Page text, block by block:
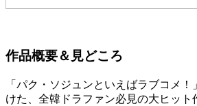
作品概要＆見どころ
「パク・ソジュンといえばラブコメ
けた、全韓ドラファン必見の大ヒット